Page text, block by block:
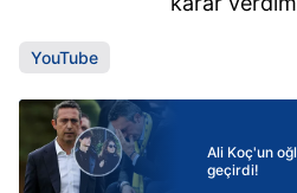
YouTube
Ali Koç'un
geçirdi!